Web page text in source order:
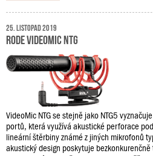
25. listopad 2019
RODE VideoMic NTG
VideoMic NTG se stejně jako NTG5
portů, která využívá akustické perforace
lineární štěrbiny známé z jiných mikrofonů
akustický design poskytuje